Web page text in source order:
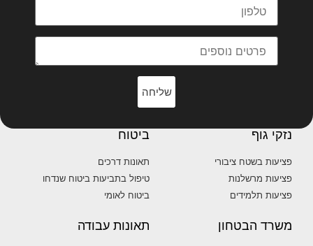
שליחה
נזקי גוף
פציעות בשטח ציבורי
פציעות מרשלנות
פציעות תלמידים
ביטוח
תאונות דרכים
טיפול בתביעות ביטוח שנדחו
ביטוח לאומי
משרד הבטחון תאונות עבודה